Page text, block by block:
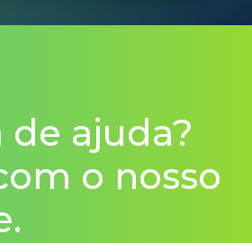
de ajuda?
o nosso